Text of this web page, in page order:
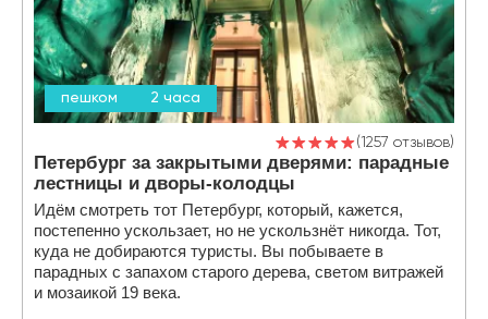
пешком 2 часа
1257 отзывов
Петербург за закрытыми дверями: парадные
лестницы и дворы-колодцы
Идём смотреть тот Петербург, который, кажется,
постепенно ускользает, но не ускользнёт никогда. Тот,
куда не добираются туристы. Вы побываете в
парадных с запахом старого дерева, светом витражей
и мозаикой 19 века.